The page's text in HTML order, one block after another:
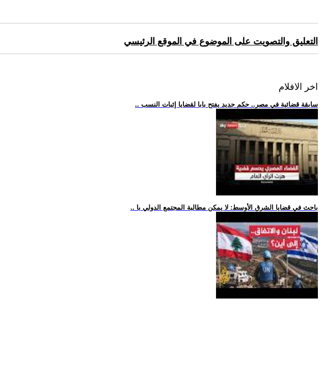
التعليق والتصويت على الموضوع في الموقع الرئيسي
اخر الافلام
.. سابقة قضائية في مصر.. حكم جديد يفتح بابا لقضايا إثبات النسب
.. باحث في قضايا الشرق الأوسط: لا يمكن مطالبة المجتمع الدولي با